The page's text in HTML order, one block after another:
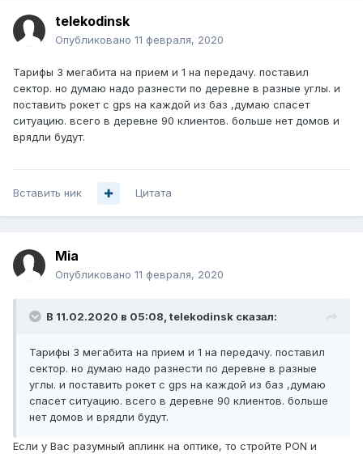
telekodinsk
Опубликовано 11 февраля, 2020
Тарифы 3 мегабита на прием и 1 на передачу. поставил
сектор. но думаю надо разнести по деревне в разные углы. и
поставить рокет с gps на каждой из баз ,думаю спасет
ситуацию. всего в деревне 90 клиентов. больше нет домов и
врядли будут.
Вставить ник Цитата
Mia
Опубликовано 11 февраля, 2020
В 11.02.2020 в 05:08, telekodinsk сказал:
Тарифы 3 мегабита на прием и 1 на передачу. поставил
сектор. но думаю надо разнести по деревне в разные
углы. и поставить рокет с gps на каждой из баз ,думаю
спасет ситуацию. всего в деревне 90 клиентов. больше
нет домов и врядли будут.
Если у Вас разумный аплинк на оптике, то стройте PON и